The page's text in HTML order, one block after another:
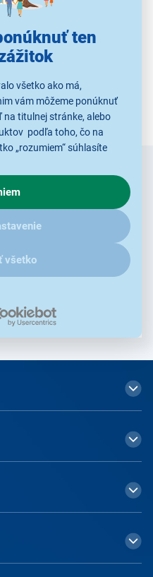
ten
všetko ako má,
vám môžeme ponúknuť
titulnej stránke, alebo
podľa toho, čo na
„rozumiem“ súhlasíte
cielených reklám.
ako u nás s cookies a
sem.
všetko
upozornenia.
o novinkách?
akcie a jedinečné zľavy.
Prihlásiť
oznámení súhlasím so